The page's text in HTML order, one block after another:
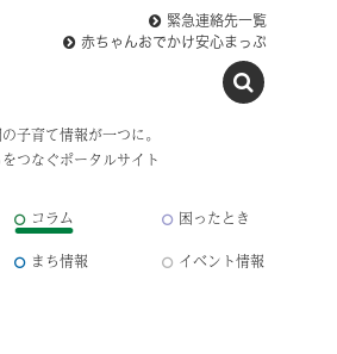
子育て情報が一つに。
つなぐポータルサイト
緊急連絡先一覧
赤ちゃんおでかけ安心まっぷ
コラム
困ったとき
まち情報 イベント情報